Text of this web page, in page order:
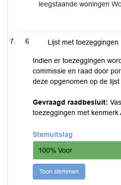
leegstaande woningen
6 Lijst met toezeggingen
Indien er toezeggingen
commissie en raad door
deze opgenomen op de lijst
Gevraagd raadbesluit:
toezeggingen met kenmerk
Stemuitslag
100% Voor
Toon stemmen